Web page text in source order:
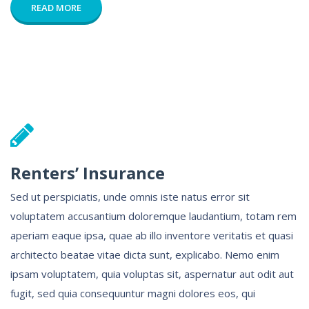
READ MORE
Renters’ Insurance
Sed ut perspiciatis, unde omnis iste natus error sit
voluptatem accusantium doloremque laudantium, totam rem
aperiam eaque ipsa, quae ab illo inventore veritatis et quasi
architecto beatae vitae dicta sunt, explicabo. Nemo enim
ipsam voluptatem, quia voluptas sit, aspernatur aut odit aut
fugit, sed quia consequuntur magni dolores eos, qui